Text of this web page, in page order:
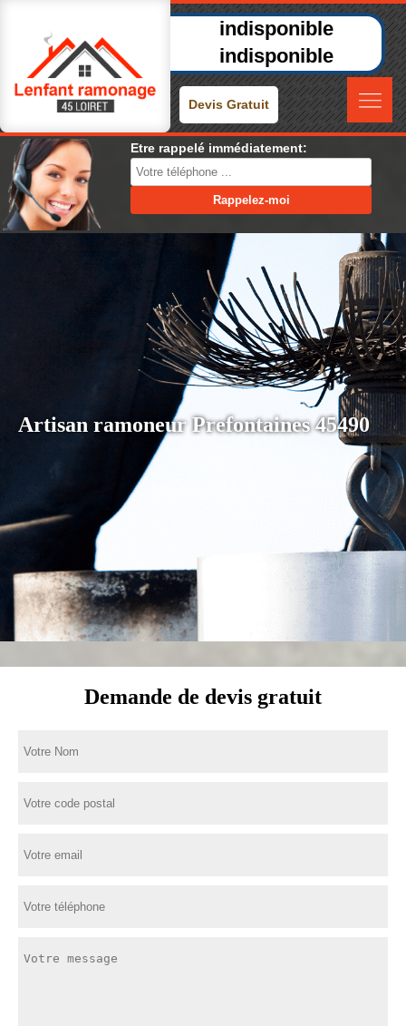
indisponible
indisponible
Devis Gratuit
Etre rappelé immédiatement:
Artisan ramoneur Prefontaines 45490
Demande de devis gratuit